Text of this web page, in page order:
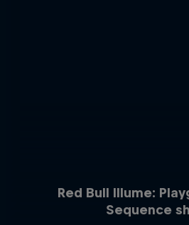
Red Bull Illume:
Sequence